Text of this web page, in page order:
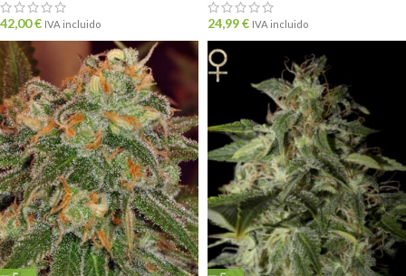
42,00€ IVA incluido 24,99€ IVA incluido